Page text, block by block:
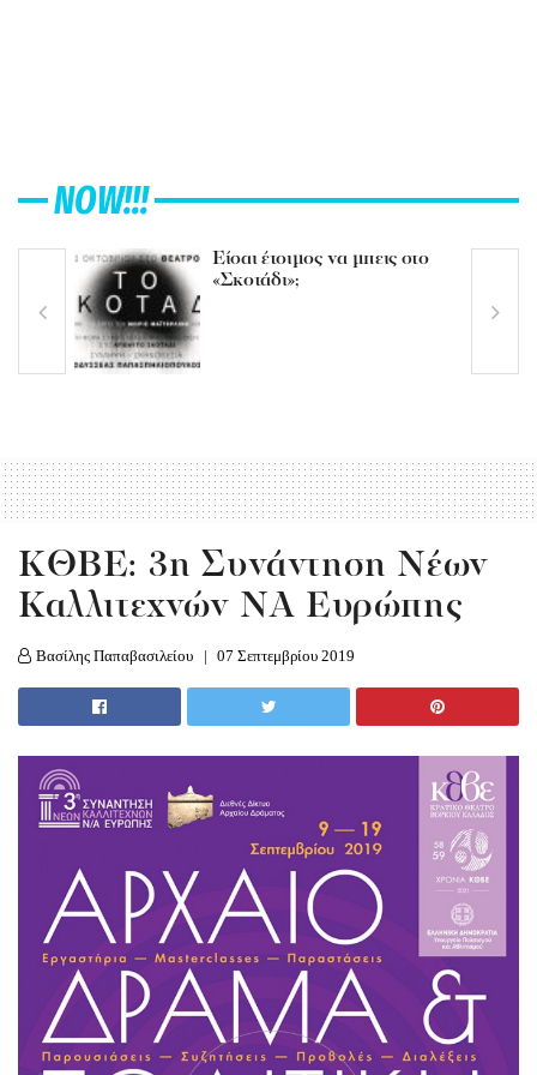
NOW!!!
Είσαι έτοιμος να μπεις στο
«Σκοτάδι»;
KΘΒΕ: 3η Συνάντηση Νέων
Καλλιτεχνών ΝΑ Ευρώπης
Βασίλης Παπαβασιλείου 07 Σεπτεμβρίου 2019